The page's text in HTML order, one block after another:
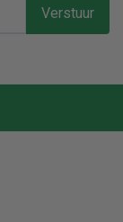
Verstuur